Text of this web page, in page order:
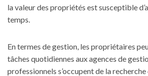
la valeur des propriétés est susceptible
temps.
En termes de gestion, les propriétaires
tâches quotidiennes aux agences de
professionnels s’occupent de la